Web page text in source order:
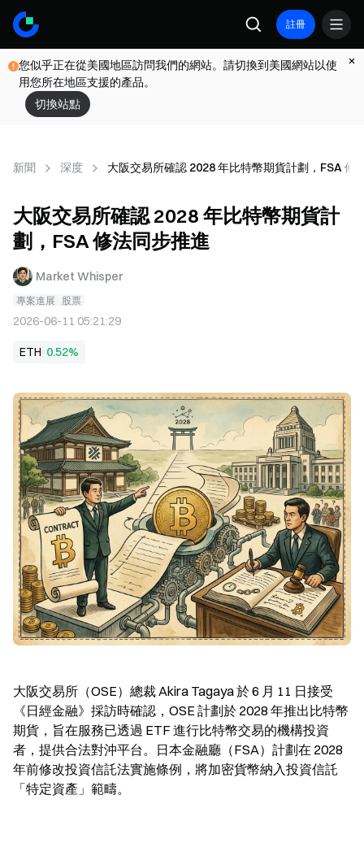
註冊
您似乎正在從美國地區訪問我們的網站。請切換到美國網站以使
用您所在地區支援的產品。
切換站點
新聞 深度 大阪交易所確認 2028 年比特幣期貨計劃，FSA 修
大阪交易所確認 2028 年比特幣期貨計
劃，FSA 修法同步推進
Market Whisper
專案進展 股票
2026-06-11 05:21:29
ETH 0.52%
大阪交易所（OSE）總裁 Akira Tagaya 於 6 月 11 日接受
《日經金融》採訪時確認，OSE 計劃於 2028 年推出比特幣
期貨，旨在服務已透過 ETF 進行比特幣交易的機構投資
者，提供合法對沖平台。日本金融廳（FSA）計劃在 2028
年前修改投資信託法實施條例，將加密貨幣納入投資信託
「特定資產」範疇。